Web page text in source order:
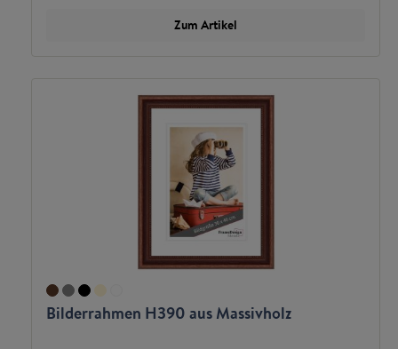
Zum Artikel
Bilderrahmen H390 aus Massivholz